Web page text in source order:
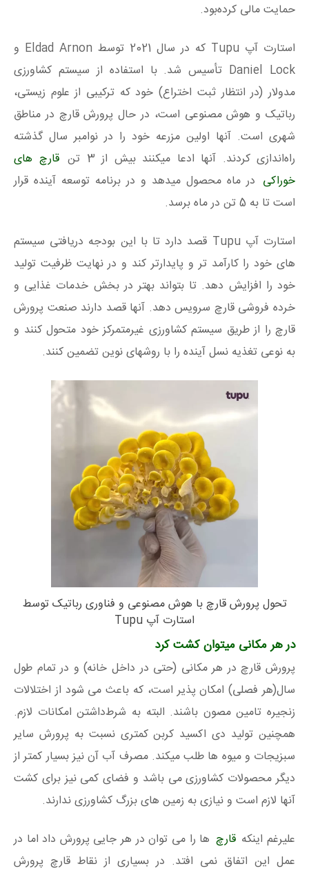
حمایت مالی کرده‌بود.
استارت آپ Tupu که در سال 2021 توسط Eldad Arnon و
Daniel Lock تأسیس شد. با استفاده از سیستم کشاورزی
مدولار (در انتظار ثبت اختراع) خود که ترکیبی از علوم زیستی،
رباتیک و هوش مصنوعی است، در حال پرورش قارچ در مناطق
شهری است. آنها اولین مزرعه خود را در نوامبر سال گذشته
راه‌اندازی کردند. آنها ادعا میکنند بیش از 3 تن
قارچ های
خوراکی در ماه محصول میدهد و در برنامه توسعه آینده قرار
است تا به 5 تن در ماه برسد.
استارت آپ Tupu قصد دارد تا با این بودجه دریافتی سیستم
های خود را کارآمد تر و پایدارتر کند و در نهایت ظرفیت تولید
خود را افزایش دهد. تا بتواند بهتر در بخش خدمات غذایی و
خرده فروشی قارچ سرویس دهد. آنها قصد دارند صنعت پرورش
قارچ را از طریق سیستم کشاورزی غیرمتمرکز خود متحول کنند و
به نوعی تغذیه نسل آینده را با روشهای نوین تضمین کنند.
تحول پرورش قارچ با هوش مصنوعی و فناوری رباتیک توسط
استارت آپ Tupu
در هر مکانی میتوان کشت کرد
پرورش قارچ در هر مکانی (حتی در داخل خانه) و در تمام طول
سال(هر فصلی) امکان پذیر است، که باعث می شود از اختلالات
زنجیره تامین مصون باشند. البته به شرط‌داشتن امکانات لازم.
همچنین تولید دی اکسید کربن کمتری نسبت به پرورش سایر
سبزیجات و میوه ها طلب میکند. مصرف آب آن نیز بسیار کمتر از
دیگر محصولات کشاورزی می باشد و فضای کمی نیز برای کشت
آنها لازم است و نیازی به زمین های بزرگ کشاورزی ندارند.
علیرغم اینکه قارچ ها را می توان در هر جایی پرورش داد اما در
عمل این اتفاق نمی افتد. در بسیاری از نقاط قارچ پرورش